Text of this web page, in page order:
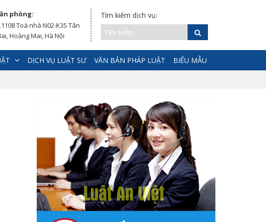
phòng:
Toà nhà N02-K35 Tân
Hoàng Mai, Hà Nội
Tìm kiếm dịch vụ:
DỊCH VỤ LUẬT SƯ VĂN BẢN PHÁP LUẬT BIỂU MẪU